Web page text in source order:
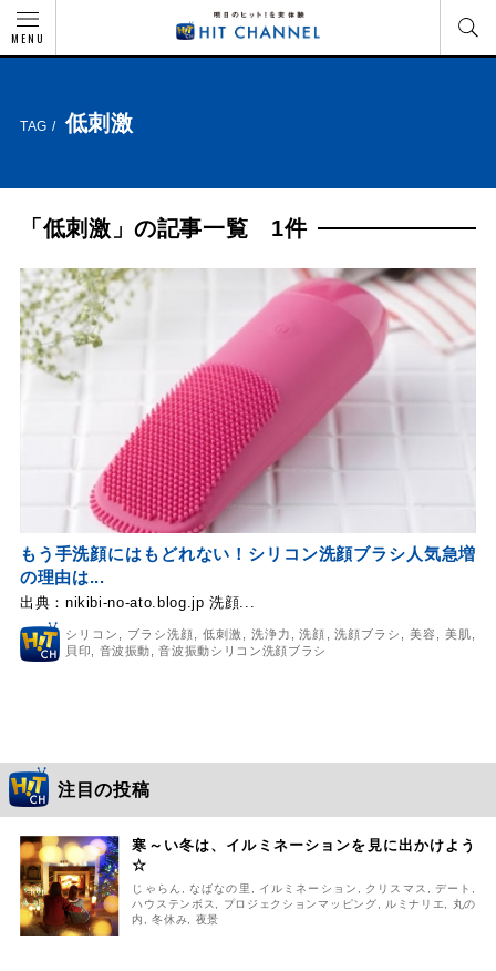
MENU
TAG / 低刺激
「低刺激」の記事一覧 1件
もう手洗顔にはもどれない！シリコン洗顔ブラシ人気急増
の理由は...
出典：nikibi-no-ato.blog.jp 洗顔...
シリコン ブラシ洗顔 低刺激 洗浄力 ,洗顔 ,洗顔ブラシ ,美容 美肌
貝印
音波振動 ,音波振動シリコン洗顔ブラシ
注目の投稿
寒～い冬は、イルミネーションを見に出かけよう
☆
じゃらん ,なばなの里 , イルミネーション , クリスマス , デート ,
ハウステンボス, プロジェクションマッピング, ルミナリエ,
丸の
内 ,冬休み, 夜景